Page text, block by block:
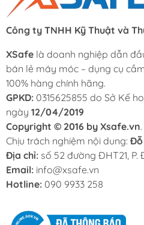
Công ty TNHH Kỹ Thuật và
XSafe là doanh nghiệp dẫn
bán lẻ máy móc – dụng cụ
100% hàng chính hãng.
GPKD: 0315625855 do Sở Kế
ngày 12/04/2019
Copyright © 2016 by Xsafe.vn
Chịu trách nghiệm nội dung: Đỗ
Địa chỉ: số 52 đường ĐHT21, P.
Email: info@xsafe.vn
Hotline: 090 9933 258